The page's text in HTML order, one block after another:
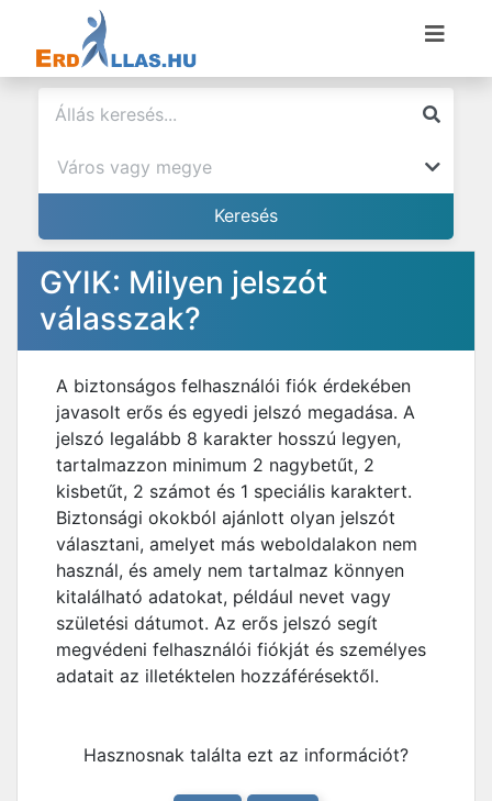
GYIK: Milyen jelszót
válasszak?
A biztonságos felhasználói fiók érdekében
javasolt erős és egyedi jelszó megadása. A
jelszó legalább 8 karakter hosszú legyen,
tartalmazzon minimum 2 nagybetűt, 2
kisbetűt, 2 számot és 1 speciális karaktert.
Biztonsági okokból ajánlott olyan jelszót
választani, amelyet más weboldalakon nem
használ, és amely nem tartalmaz könnyen
kitalálható adatokat, például nevet vagy
születési dátumot. Az erős jelszó segít
megvédeni felhasználói fiókját és személyes
adatait az illetéktelen hozzáférésektől.
Hasznosnak találta ezt az információt?